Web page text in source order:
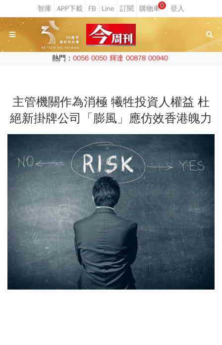
0
熱門： 0056 0050 輝達 00878 00940
主管機關作為消極 犧牲投資人權益 杜
絕新掛牌公司「膨風」應仿效香港魄力